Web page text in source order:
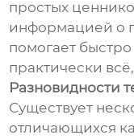
простых
информацией о
помогает
практически
Разновидности
Существует
отличающихся